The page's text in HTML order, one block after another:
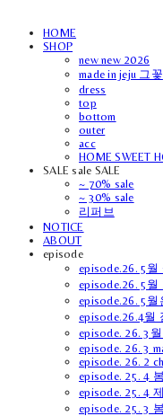
HOME
SHOP
new new 2026
made in jeju 그꽃
dress
top
bottom
outer
acc
HOME SWEET
SALE sale SALE
~ 70% sale
~ 30% sale
리퍼브
NOTICE
ABOUT
episode
episode.26. 5월
episode.26. 5월
episode.26. 5월
episode.26.4월
episode. 26. 3
episode. 26. 3
episode. 26. 2
episode. 25. 4
episode. 25. 4
episode. 25. 3